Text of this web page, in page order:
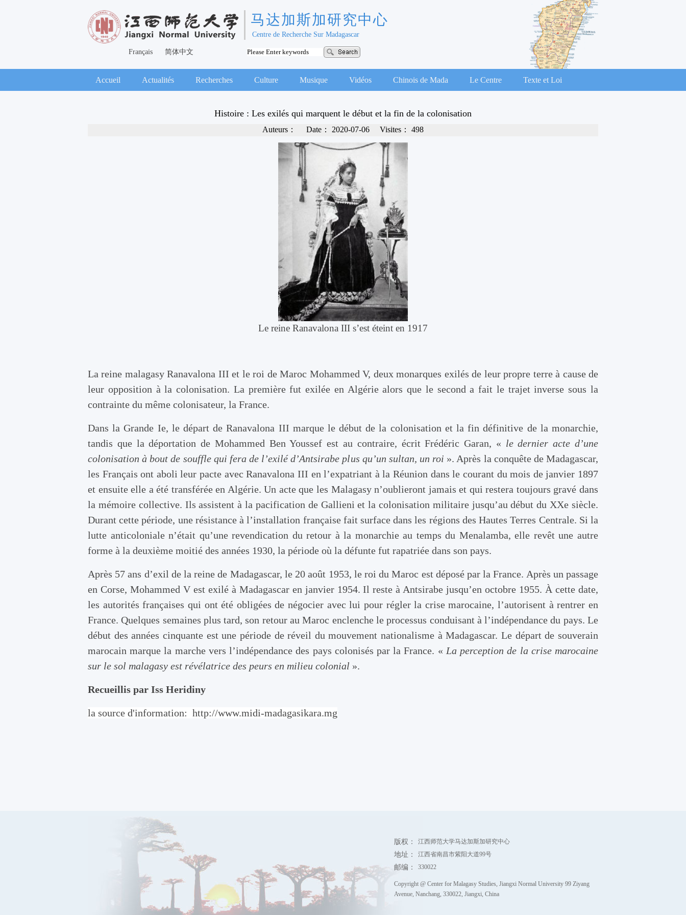
马达加斯加研究中心
Centre de Recherche Sur Madagascar
Français 简体中文
Accueil Actualités Recherches Culture Musique Vidéos Chinois de Mada Le Centre Texte et Loi
Histoire : Les exilés qui marquent le début et la fin de la colonisation
Auteurs： Date： 2020-07-06 Visites： 498
Le reine Ranavalona III s’est éteint en 1917
La reine malagasy Ranavalona III et le roi de Maroc Mohammed V, deux monarques exilés de leur propre terre à cause de
leur opposition à la colonisation. La première fut exilée en Algérie alors que le second a fait le trajet inverse sous la
contrainte du même colonisateur, la France.
Dans la Grande Ie, le départ de Ranavalona III marque le début de la colonisation et la fin définitive de la monarchie,
tandis que la déportation de Mohammed Ben Youssef est au contraire, écrit Frédéric Garan, « le dernier acte d’une
colonisation à bout de souffle qui fera de l’exilé d’Antsirabe plus qu’un sultan, un roi ». Après la conquête de Madagascar,
les Français ont aboli leur pacte avec Ranavalona III en l’expatriant à la Réunion dans le courant du mois de janvier 1897
et ensuite elle a été transférée en Algérie. Un acte que les Malagasy n’oublieront jamais et qui restera toujours gravé dans
la mémoire collective. Ils assistent à la pacification de Gallieni et la colonisation militaire jusqu’au début du XXe siècle.
Durant cette période, une résistance à l’installation française fait surface dans les régions des Hautes Terres Centrale. Si la
lutte anticoloniale n’était qu’une revendication du retour à la monarchie au temps du Menalamba, elle revêt une autre
forme à la deuxième moitié des années 1930, la période où la défunte fut rapatriée dans son pays.
Après 57 ans d’exil de la reine de Madagascar, le 20 août 1953, le roi du Maroc est déposé par la France. Après un passage
en Corse, Mohammed V est exilé à Madagascar en janvier 1954. Il reste à Antsirabe jusqu’en octobre 1955. À cette date,
les autorités françaises qui ont été obligées de négocier avec lui pour régler la crise marocaine, l’autorisent à rentrer en
France. Quelques semaines plus tard, son retour au Maroc enclenche le processus conduisant à l’indépendance du pays. Le
début des années cinquante est une période de réveil du mouvement nationalisme à Madagascar. Le départ de souverain
marocain marque la marche vers l’indépendance des pays colonisés par la France. « La perception de la crise marocaine
sur le sol malagasy est révélatrice des peurs en milieu colonial ».
Recueillis par Iss Heridiny
la source d'information: http://www.midi-madagasikara.mg
版权： 江西师范大学马达加斯加研究中心
地址： 江西省南昌市紫阳大道99号
邮编： 330022
Copyright @ Center for Malagasy Studies, Jiangxi Normal University 99 Ziyang
Avenue, Nanchang, 330022, Jiangxi, China